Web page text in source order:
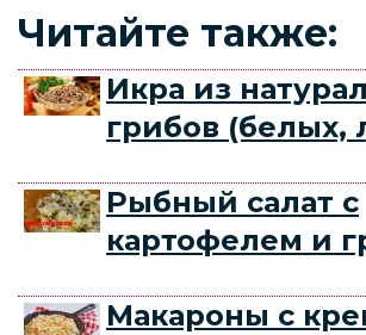
Читайте также:
Икра из
грибов (белых,
Рыбный салат с
картофелем и
Макароны с